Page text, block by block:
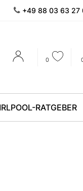
+49 88 03 63 27
0
RATGEBER